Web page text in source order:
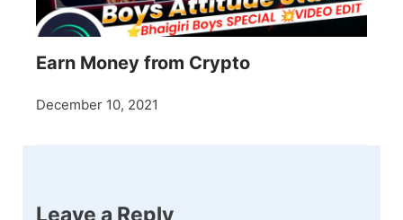
Earn Money from Crypto
December 10, 2021
Leave a Reply